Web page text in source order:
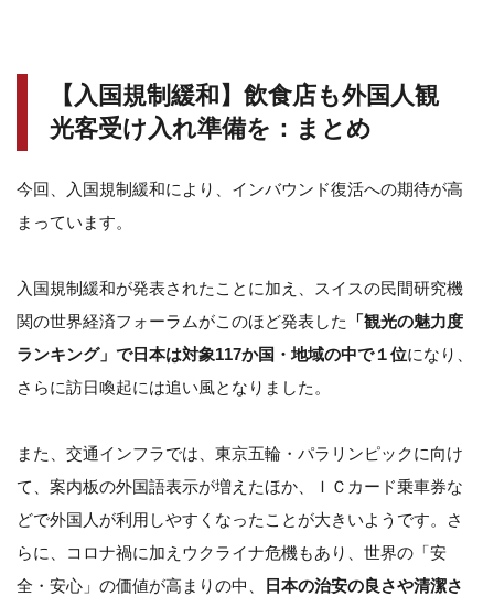
【入国規制緩和】飲食店も外国人観
光客受け入れ準備を：まとめ
今回、入国規制緩和により、インバウンド復活への期待が高
まっています。
入国規制緩和が発表されたことに加え、スイスの民間研究機
関の世界経済フォーラムがこのほど発表した
「観光の魅力度
ランキング」で日本は対象117か国・地域の中で１位になり、
さらに訪日喚起には追い風となりました。
また、交通インフラでは、東京五輪・パラリンピックに向け
て、案内板の外国語表示が増えたほか、ＩＣカード乗車券な
どで外国人が利用しやすくなったことが大きいようです。さ
らに、コロナ禍に加えウクライナ危機もあり、世界の「安
全・安心」の価値が高まりの中、
日本の治安の良さや清潔さ